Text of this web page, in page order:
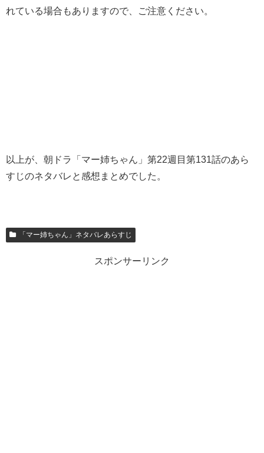
れている場合もありますので、ご注意ください。
以上が、朝ドラ「マー姉ちゃん」第22週目第131話のあら
すじのネタバレと感想まとめでした。
「マー姉ちゃん」ネタバレあらすじ
スポンサーリンク